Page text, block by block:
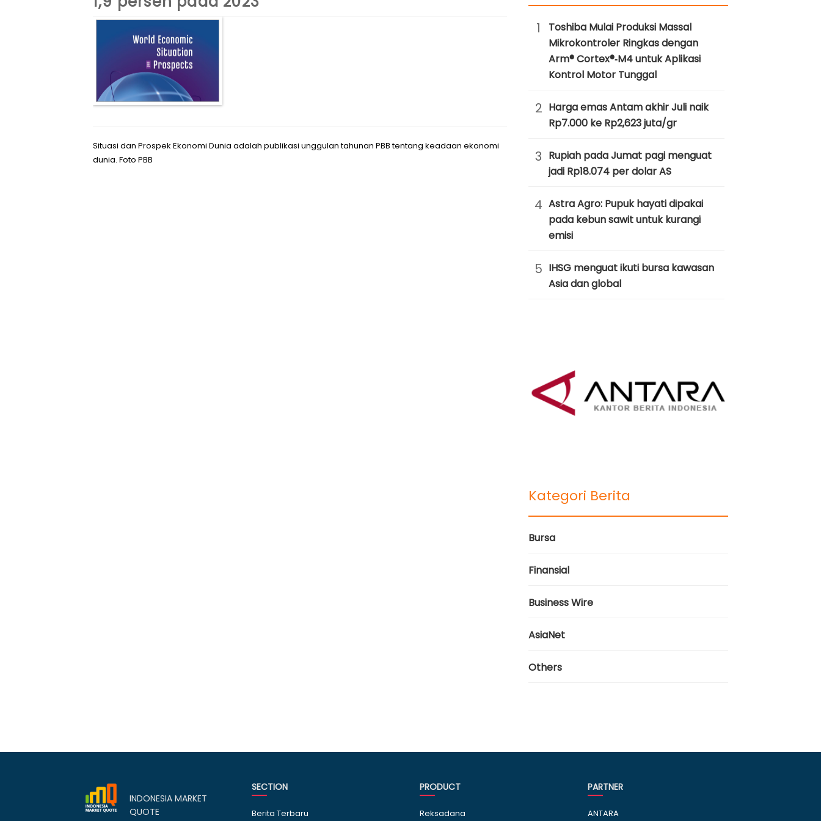
Situasi dan Prospek Ekonomi Dunia adalah publikasi unggulan tahunan PBB tentang keadaan ekonomi
dunia. Foto PBB
1
Toshiba Mulai Produksi Massal
Mikrokontroler Ringkas dengan
Arm® Cortex®‑M4 untuk Aplikasi
Kontrol Motor Tunggal
2 Harga emas Antam akhir Juli naik
Rp7.000 ke Rp2,623 juta/gr
3 Rupiah pada Jumat pagi menguat
jadi Rp18.074 per dolar AS
4 Astra Agro: Pupuk hayati dipakai
pada kebun sawit untuk kurangi
emisi
5 IHSG menguat ikuti bursa kawasan
Asia dan global
Kategori Berita
Bursa
Finansial
Business Wire
AsiaNet
Others
INDONESIA MARKET
QUOTE
SECTION
Berita Terbaru
PRODUCT
Reksadana
PARTNER
ANTARA